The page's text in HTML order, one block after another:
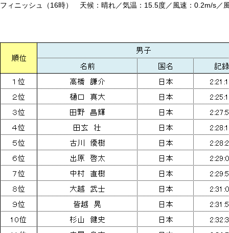
フィニッシュ（16時） 天候：晴れ／気温：15.5度／風速：0.2m/s／